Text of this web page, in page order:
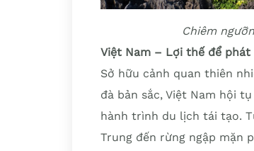
Chiêm
Việt Nam – Lợi thế để
Sở hữu cảnh quan thiên
đà bản sắc, Việt Nam hội
hành trình du lịch tái tạo.
Trung đến rừng ngập mặn